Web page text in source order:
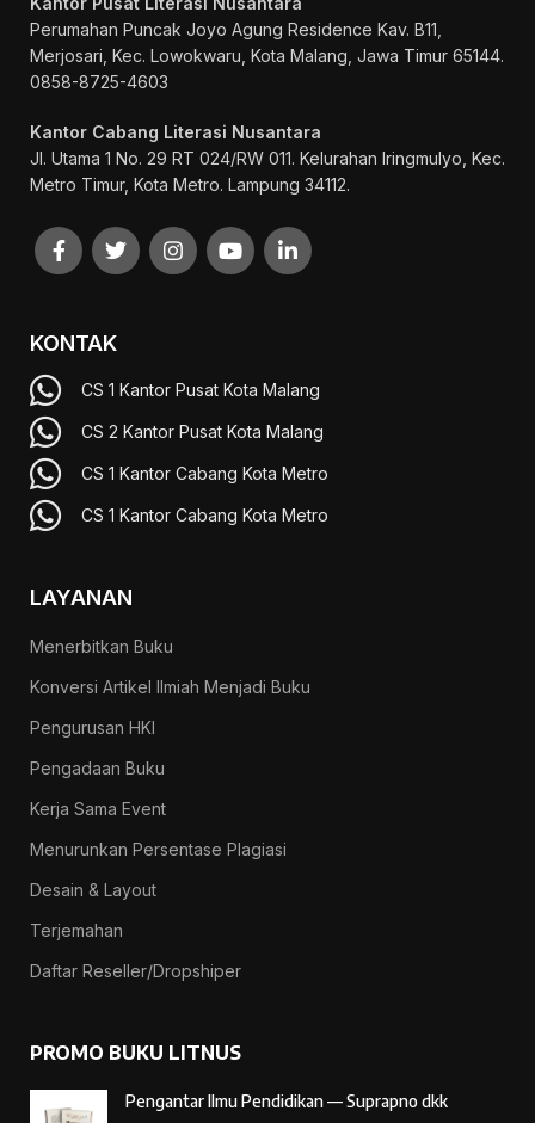
Perumahan Puncak Joyo Agung Residence Kav. B11,
Merjosari, Kec. Lowokwaru, Kota Malang, Jawa Timur 65144.
0858-8725-4603
Kantor Cabang Literasi Nusantara
Jl. Utama 1 No. 29 RT 024/RW 011. Kelurahan Iringmulyo, Kec.
Metro Timur, Kota Metro. Lampung 34112.
KONTAK
CS 1 Kantor Pusat Kota Malang
CS 2 Kantor Pusat Kota Malang
CS 1 Kantor Cabang Kota Metro
CS 1 Kantor Cabang Kota Metro
LAYANAN
Menerbitkan Buku
Konversi Artikel Ilmiah Menjadi Buku
Pengurusan HKI
Pengadaan Buku
Kerja Sama Event
Menurunkan Persentase Plagiasi
Desain & Layout
Terjemahan
Daftar Reseller/Dropshiper
PROMO BUKU LITNUS
Pengantar Ilmu Pendidikan — Suprapno dkk